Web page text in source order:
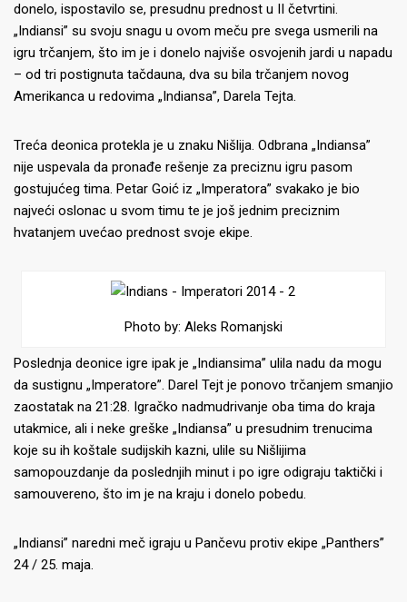
donelo, ispostavilo se, presudnu prednost u II četvrtini.
„Indiansi” su svoju snagu u ovom meču pre svega usmerili na
igru trčanjem, što im je i donelo najviše osvojenih jardi u napadu
– od tri postignuta tačdauna, dva su bila trčanjem novog
Amerikanca u redovima „Indiansa”, Darela Tejta.
Treća deonica protekla je u znaku Nišlija. Odbrana „Indiansa”
nije uspevala da pronađe rešenje za preciznu igru pasom
gostujućeg tima. Petar Goić iz „Imperatora” svakako je bio
najveći oslonac u svom timu te je još jednim preciznim
hvatanjem uvećao prednost svoje ekipe.
Photo by: Aleks Romanjski
Poslednja deonice igre ipak je „Indiansima” ulila nadu da mogu
da sustignu „Imperatore”. Darel Tejt je ponovo trčanjem smanjio
zaostatak na 21:28. Igračko nadmudrivanje oba tima do kraja
utakmice, ali i neke greške „Indiansa” u presudnim trenucima
koje su ih koštale sudijskih kazni, ulile su Nišlijima
samopouzdanje da poslednjih minut i po igre odigraju taktički i
samouvereno, što im je na kraju i donelo pobedu.
„Indiansi” naredni meč igraju u Pančevu protiv ekipe „Panthers”
24 / 25. maja.